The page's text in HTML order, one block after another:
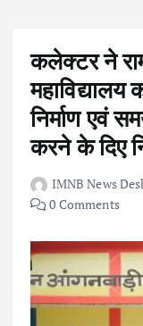
कलेक्टर ने
महाविद्यालय
निर्माण एवं
करने के दिए
IMNB News
0 Comments